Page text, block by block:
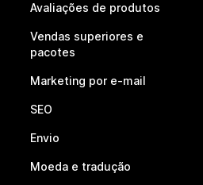
Avaliações de produtos
Vendas superiores e
pacotes
Marketing por e-mail
SEO
Envio
Moeda e tradução